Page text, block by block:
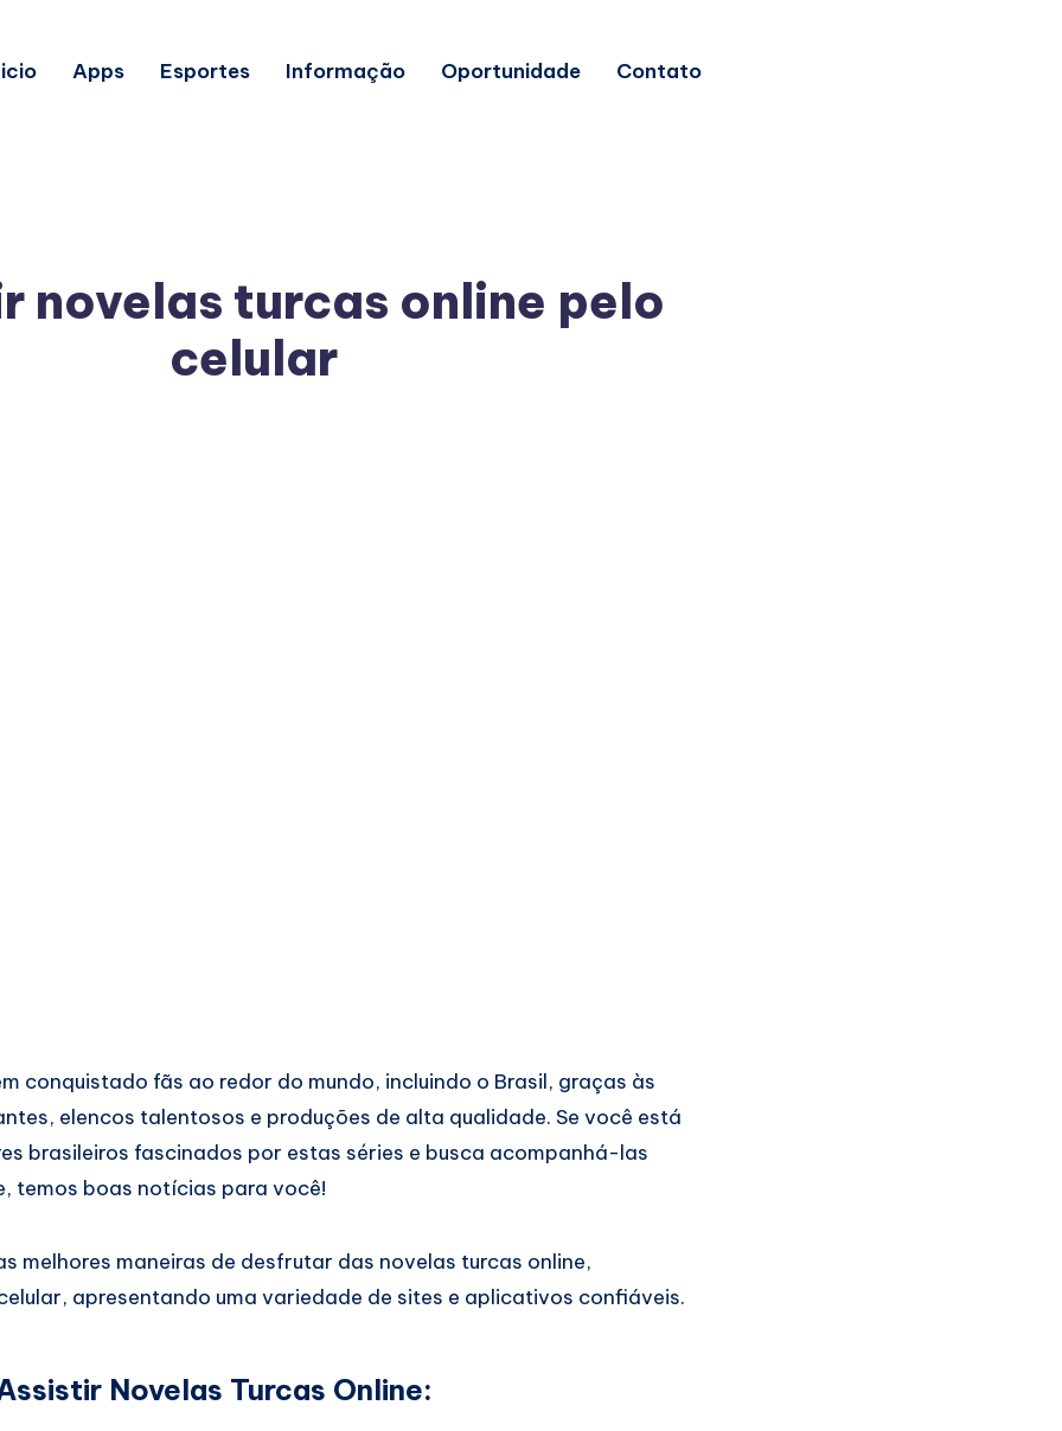
Apps Esportes Informação Oportunidade Contato
novelas turcas online pelo
celular
conquistado fãs ao redor do mundo, incluindo o Brasil, graças às
elencos talentosos e produções de alta qualidade. Se você está
brasileiros fascinados por estas séries e busca acompanhá-las
temos boas notícias para você!
melhores maneiras de desfrutar das novelas turcas online,
apresentando uma variedade de sites e aplicativos confiáveis.
Novelas Turcas Online: